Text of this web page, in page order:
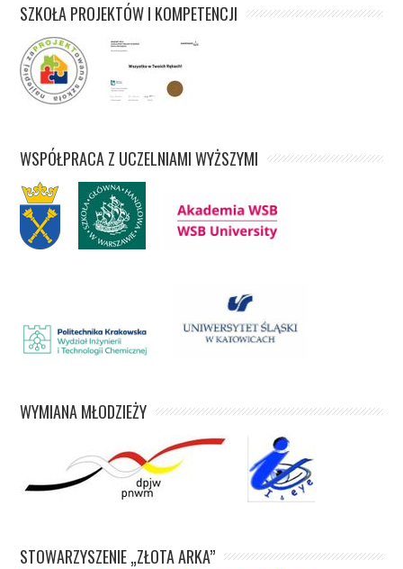
SZKOŁA PROJEKTÓW I KOMPETENCJI
WSPÓŁPRACA Z UCZELNIAMI WYŻSZYMI
WYMIANA MŁODZIEŻY
STOWARZYSZENIE „ZŁOTA ARKA”